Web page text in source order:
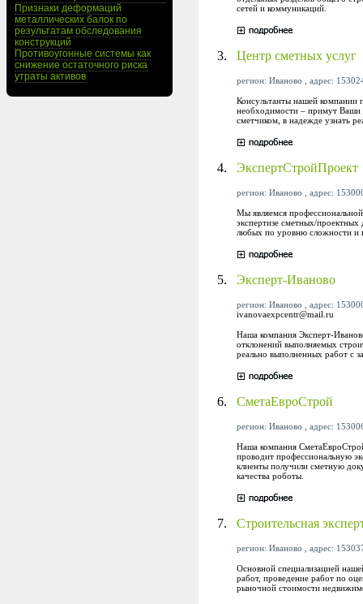
Признаки деформаций
металлических балок по
результатам обследования
конструкций
Противоугонные системы как
снижение остаточного риска
утраты активов
сетей и коммуникаций.
3. Центр сметных услуг
регион: Иваново , адрес:
Консультанты нашей компании
необходимости – примут Ваши
сметчиком, в надежде узнать
4. ЭкспертСтройПроект
регион: Иваново , адрес:
Мы являемся
экспертизе сметных/проектных
любых по уровню сложности и
5. Эксперт-Иваново
регион: Иваново , адрес:
ivanovaexpcentr@mail.ru
Наша компания Эксперт-
отклонений выполняемых
реально выполненных работ с
6. СметаЕвроСтрой
регион: Иваново , адрес:
Наша компания
проводит профессиональную
клиенты получили сметную
качества роботы.
7. Строительсная
регион: Иваново , адрес:
Основной специализацией
работ, проведение работ по
рыночной стоимости